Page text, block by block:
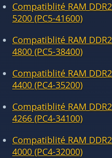
Compatiblité RAM
5200 (PC5-41600)
Compatiblité RAM
4800 (PC5-38400)
Compatiblité RAM
4400 (PC4-35200)
Compatiblité RAM
4266 (PC4-34100)
Compatiblité RAM
4000 (PC4-32000)